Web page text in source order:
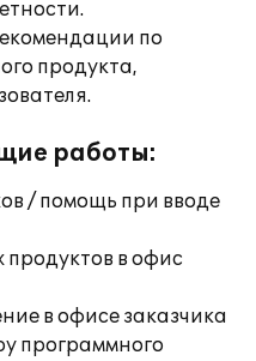
по
продукта,
работы:
/ помощь при вводе
в офис
в офисе заказчика
программного